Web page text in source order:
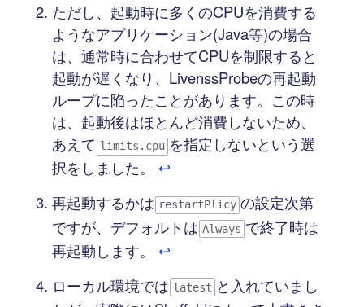
ただし、起動時に多くのCPUを消費する
ようなアプリケーション(Java等)の場合
は、通常時に合わせてCPUを制限すると
起動が遅くなり、LivenssProbeの再起動
ループに陥ったことがあります。この時
は、起動後はほとんど消費しないため、
あえて limits.cpu を指定しないという選
択をしました。 ↩︎
再起動するかは restartPlicy の設定次第
ですが、デフォルトは Always で終了時は
再起動します。 ↩︎
ローカル環境では latest と入れていまし